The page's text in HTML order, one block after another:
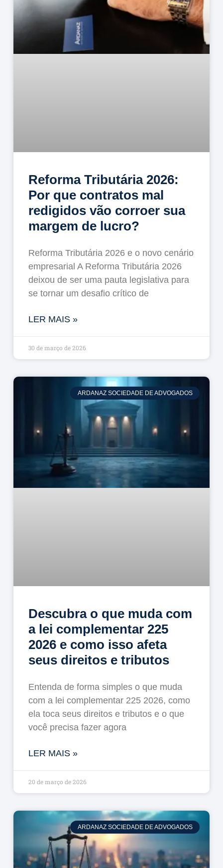
Reforma Tributária 2026:
Por que contratos mal
redigidos vão corroer sua
margem de lucro?
Reforma Tributária 2026 e o novo cenário
empresarial A Reforma Tributária 2026
deixou de ser uma pauta legislativa para
se tornar um desafio crítico de
LER MAIS »
30 de março de 2026
ARDANAZ SOCIEDADE DE ADVOGADOS
Descubra o que muda com
a lei complementar 225
2026 e como isso afeta
seus direitos e tributos
Entenda de forma simples o que muda
com a lei complementar 225 2026, como
ela toca seus direitos e tributos e o que
você precisa fazer agora
LER MAIS »
20 de março de 2026
ARDANAZ SOCIEDADE DE ADVOGADOS